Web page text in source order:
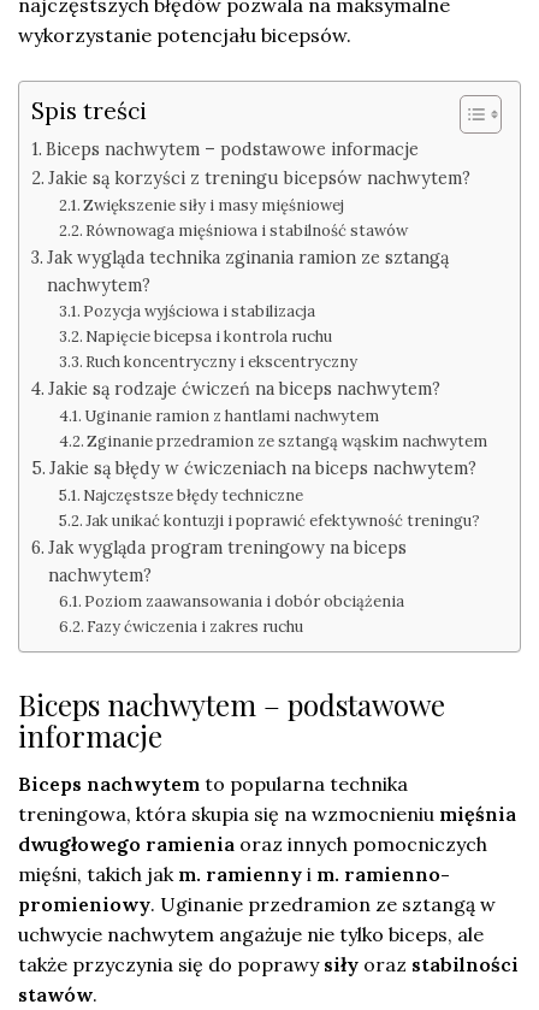
wykorzystanie potencjału bicepsów.
Spis treści
Biceps nachwytem – podstawowe informacje
Jakie są korzyści z treningu bicepsów nachwytem?
Zwiększenie siły i masy mięśniowej
Równowaga mięśniowa i stabilność stawów
Jak wygląda technika zginania ramion ze sztangą
nachwytem?
Pozycja wyjściowa i stabilizacja
Napięcie bicepsa i kontrola ruchu
Ruch koncentryczny i ekscentryczny
Jakie są rodzaje ćwiczeń na biceps nachwytem?
Uginanie ramion z hantlami nachwytem
Zginanie przedramion ze sztangą wąskim nachwytem
Jakie są błędy w ćwiczeniach na biceps nachwytem?
Najczęstsze błędy techniczne
Jak unikać kontuzji i poprawić efektywność treningu?
Jak wygląda program treningowy na biceps
nachwytem?
Poziom zaawansowania i dobór obciążenia
Fazy ćwiczenia i zakres ruchu
Biceps nachwytem – podstawowe
informacje
Biceps nachwytem to popularna technika
treningowa, która skupia się na wzmocnieniu mięśnia
dwugłowego ramienia oraz innych pomocniczych
mięśni, takich jak m. ramienny i m. ramienno-
promieniowy. Uginanie przedramion ze sztangą w
uchwycie nachwytem angażuje nie tylko biceps, ale
także przyczynia się do poprawy siły oraz stabilności
stawów.